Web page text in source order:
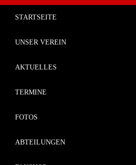
STARTSEITE
UNSER VEREIN
AKTUELLES
TERMINE
FOTOS
ABTEILUNGEN